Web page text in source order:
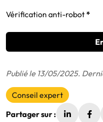
Vérification anti-robot
Publié le 13/05/2025.
Conseil expert
Partager sur :